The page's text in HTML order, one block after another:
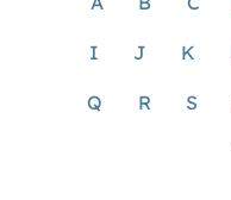
I J K
Q R S